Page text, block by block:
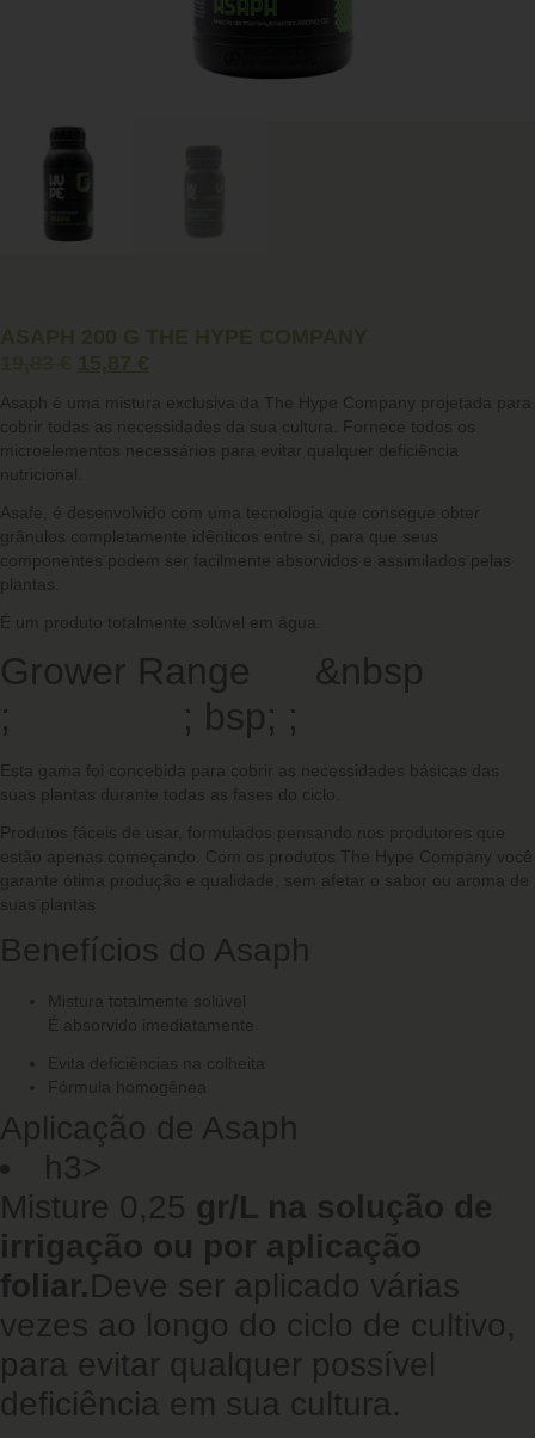
ASAPH 200 G THE HYPE COMPANY
15,87 €
Asaph é uma mistura exclusiva da The Hype Company projetada para
cobrir todas as necessidades da sua cultura. Fornece todos os
microelementos necessários para evitar qualquer deficiência
nutricional
Asafe, é desenvolvido com uma tecnologia que consegue obter
grânulos completamente idênticos entre si, para que seus
componentes podem ser facilmente absorvidos e assimilados pelas
plantas.
É um produto totalmente solúvel em água.
Grower Range &nbsp
; ; bsp; ;
Esta gama foi concebida para cobrir as necessidades básicas das
suas plantas durante todas as fases do ciclo.
Produtos fáceis de usar, formulados pensando nos produtores que
estão apenas começando. Com os produtos The Hype Company você
garante ótima produção e qualidade, sem afetar o sabor ou aroma de
suas plantas
Benefícios do Asaph
Mistura totalmente solúvel
É absorvido imediatamente
Evita deficiências na colheita
Fórmula homogênea
Aplicação de Asaph
h3>
Misture 0,25 gr/L na solução de
irrigação ou por aplicação
foliar.Deve ser aplicado várias
vezes ao longo do ciclo de cultivo,
para evitar qualquer possível
deficiência em sua cultura.